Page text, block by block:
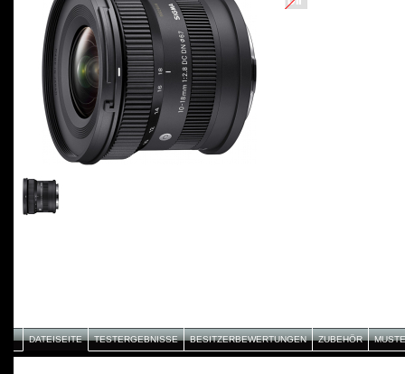
DATEISEITE TESTERGEBNISSE BESITZERBEWERTUNGEN ZUBEHÖR